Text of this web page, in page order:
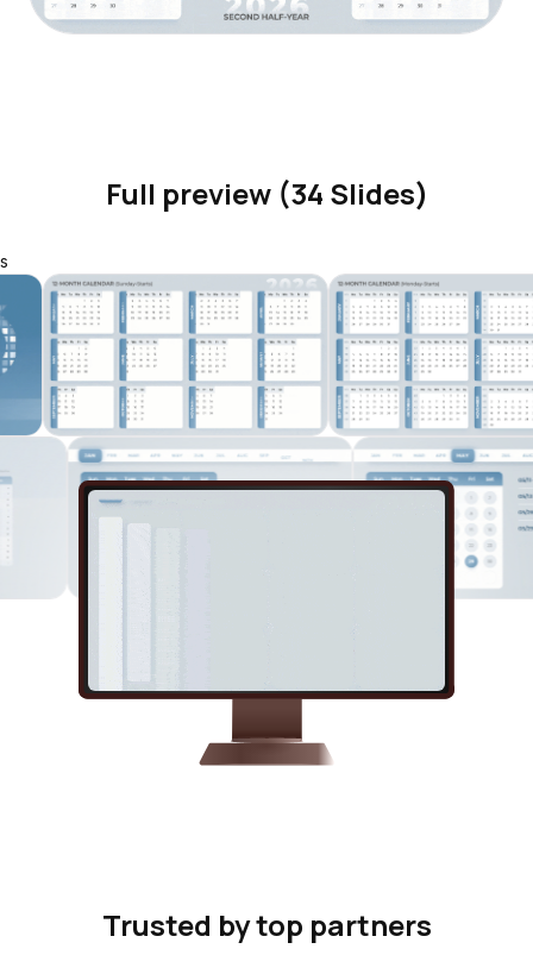
Full preview (34 Slides)
s
Trusted by top partners